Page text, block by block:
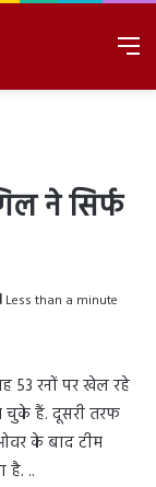
ने सिर्फ
Less than a minute
53 रनों पर खेल रहे
हैं. दूसरी तरफ
के बाद टीम
है. ..